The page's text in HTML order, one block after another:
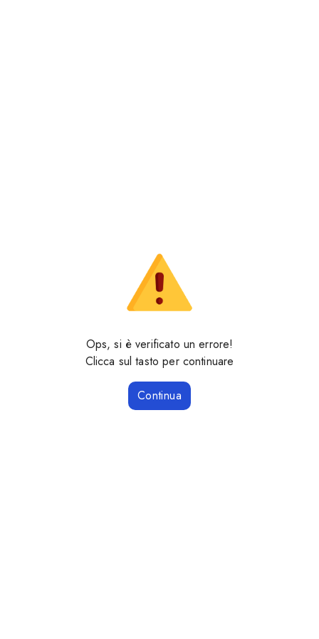
Ops, si è verificato un errore!
Clicca sul tasto per continuare
Continua